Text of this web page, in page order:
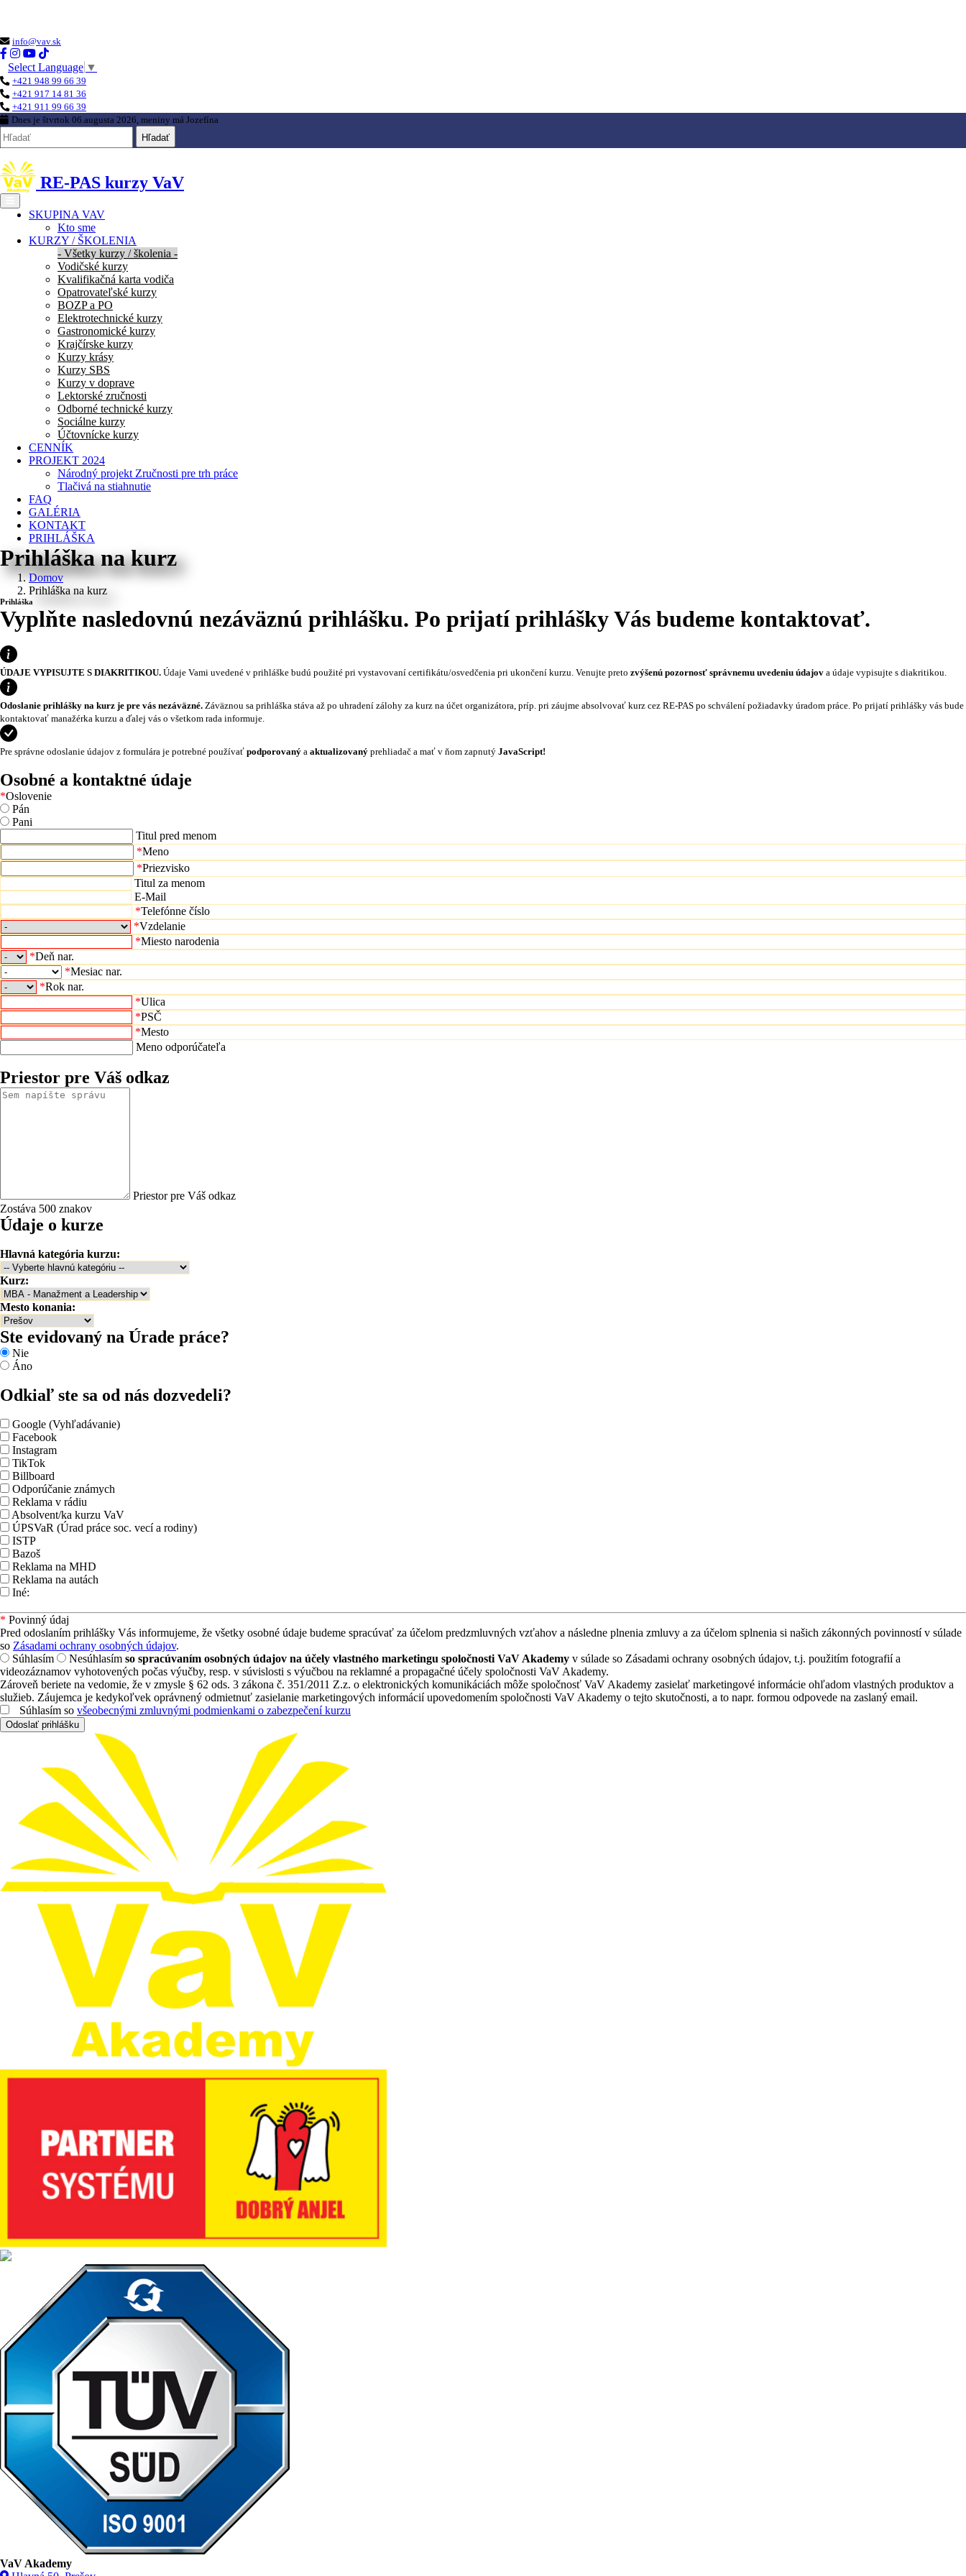
info@vav.sk
Select Language ▼
+421 948 99 66 39
+421 917 14 81 36
+421 911 99 66 39
Dnes je štvrtok 06.augusta 2026, meniny má Jozefína
Hľadať
RE-PAS kurzy VaV
SKUPINA VAV
Kto sme
KURZY / ŠKOLENIA
- Všetky kurzy / školenia -
Vodičské kurzy
Kvalifikačná karta vodiča
Opatrovateľské kurzy
BOZP a PO
Elektrotechnické kurzy
Gastronomické kurzy
Krajčírske kurzy
Kurzy krásy
Kurzy SBS
Kurzy v doprave
Lektorské zručnosti
Odborné technické kurzy
Sociálne kurzy
Účtovnícke kurzy
CENNÍK
PROJEKT 2024
Národný projekt Zručnosti pre trh práce
Tlačivá na stiahnutie
FAQ
GALÉRIA
KONTAKT
PRIHLÁŠKA
Prihláška na kurz
Domov
Prihláška na kurz
Prihláška
Vyplňte nasledovnú nezáväznú prihlášku. Po prijatí prihlášky Vás budeme kontaktovať.
ÚDAJE VYPISUJTE S DIAKRITIKOU. Údaje Vami uvedené v prihláške budú použité pri vystavovaní certifikátu/osvedčenia pri ukončení kurzu. Venujte preto zvýšenú pozornosť správnemu uvedeniu údajov a údaje vypisujte s diakritikou.
Odoslanie prihlášky na kurz je pre vás nezáväzné. Záväznou sa prihláška stáva až po uhradení zálohy za kurz na účet organizátora, príp. pri záujme absolvovať kurz cez RE-PAS po schválení požiadavky úradom práce. Po prijatí prihlášky vás bude
kontaktovať manažérka kurzu a ďalej vás o všetkom rada informuje.
Pre správne odoslanie údajov z formulára je potrebné používať podporovaný a aktualizovaný prehliadač a mať v ňom zapnutý JavaScript!
Osobné a kontaktné údaje
*Oslovenie
Pán
Pani
Titul pred menom
*Meno
*Priezvisko
Titul za menom
E-Mail
*Telefónne číslo
*Vzdelanie
*Miesto narodenia
*Deň nar.
*Mesiac nar.
*Rok nar.
*Ulica
*PSČ
*Mesto
Meno odporúčateľa
Priestor pre Váš odkaz
Priestor pre Váš odkaz
Zostáva 500 znakov
Údaje o kurze
Hlavná kategória kurzu:
Kurz:
Mesto konania:
Ste evidovaný na Úrade práce?
Nie
Áno
Odkiaľ ste sa od nás dozvedeli?
Google (Vyhľadávanie)
Facebook
Instagram
TikTok
Billboard
Odporúčanie známych
Reklama v rádiu
Absolvent/ka kurzu VaV
ÚPSVaR (Úrad práce soc. vecí a rodiny)
ISTP
Bazoš
Reklama na MHD
Reklama na autách
Iné:
* Povinný údaj
Pred odoslaním prihlášky Vás informujeme, že všetky osobné údaje budeme spracúvať za účelom predzmluvných vzťahov a následne plnenia zmluvy a za účelom splnenia si našich zákonných povinností v súlade
so Zásadami ochrany osobných údajov.
Súhlasím
Nesúhlasím so spracúvaním osobných údajov na účely vlastného marketingu spoločnosti VaV Akademy v súlade so Zásadami ochrany osobných údajov, t.j. použitím fotografií a
videozáznamov vyhotovených počas výučby, resp. v súvislosti s výučbou na reklamné a propagačné účely spoločnosti VaV Akademy.
Zároveň beriete na vedomie, že v zmysle § 62 ods. 3 zákona č. 351/2011 Z.z. o elektronických komunikáciách môže spoločnosť VaV Akademy zasielať marketingové informácie ohľadom vlastných produktov a
služieb. Záujemca je kedykoľvek oprávnený odmietnuť zasielanie marketingových informácií upovedomením spoločnosti VaV Akademy o tejto skutočnosti, a to napr. formou odpovede na zaslaný email.
Súhlasím so všeobecnými zmluvnými podmienkami o zabezpečení kurzu
Odoslať prihlášku
VaV Akademy